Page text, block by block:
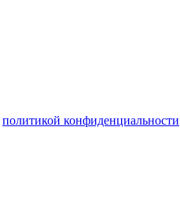
политикой конфиденциальности